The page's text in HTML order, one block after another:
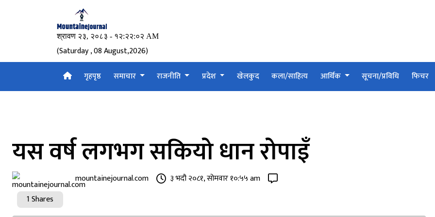
(Saturday , 08 August,2026)
गृहपृष्ठ
समाचार राजनीति प्रदेश खेलकुद कला/साहित्य आर्थिक सूचना/प्रविधि फिचर
यस वर्ष लगभग सकियो धान रोपाइँ
mountainejournal.com
३ भदौ २०८१, सोमवार १०:५५ am
1 Shares